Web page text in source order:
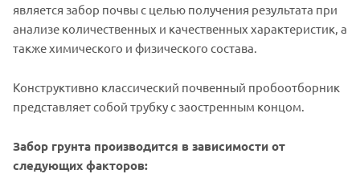
является забор почвы с целью получения результата при
анализе количественных и качественных характеристик, а
также химического и физического состава.
Конструктивно классический почвенный пробоотборник
представляет собой трубку с заостренным концом.
Забор грунта производится в зависимости от
следующих факторов: